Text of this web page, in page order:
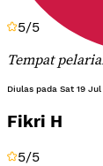
5/5
Tempat
Diulas pada Sat 19 Jul
Fikri H
5/5